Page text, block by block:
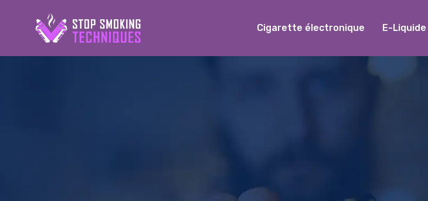
Cigarette électronique E-Liquide